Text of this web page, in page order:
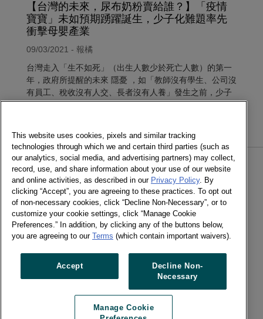
【台灣的未來，尿布奶粉賣給誰？】「疫情
寶寶」未如預期踴躍誕生，少子化難題率先
衝擊母嬰產業
09/03/2021 - 報橘
台灣走入「生不如死」（出生人數少於死亡人數）的第一
年，政府所提醒的未來 隱憂 ，如「教師沒有學生、公司沒
有員工、稅收沒有人交、長者沒有人養」發生之前，少子
化已經率先衝擊嬰幼兒產業，根據凱度消費者指數專家預
超商超市都賣現煮咖啡，台灣可口可樂為何
還要逆勢引進罐裝咖啡新品牌？
08/03/2021 - 食力FoodNext
可口可樂台灣分公司行銷總監蕭育芬坦言，隨著超商和超
市投入現煮咖啡市場，確實壓縮了即飲咖啡的成長機會，
見了兩個機會點，一個是疫情後的消費型態改變，以及
This website uses cookies, pixels and similar tracking
technologies through which we and certain third parties (such as
our analytics, social media, and advertising partners) may collect,
record, use, and share information about your use of our website
and online activities, as described in our Privacy Policy. By
clicking “Accept”, you are agreeing to these practices. To opt out
of non-necessary cookies, click “Decline Non-Necessary”, or to
customize your cookie settings, click “Manage Cookie
Preferences.” In addition, by clicking any of the buttons below,
you are agreeing to our Terms (which contain important waivers).
Accept
Decline Non-
Necessary
Manage Cookie